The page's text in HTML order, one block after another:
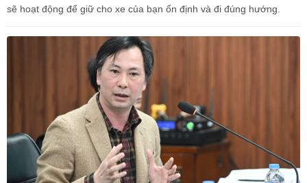
sẽ hoạt động để giữ cho xe của bạn ổn định và đi đúng hướng.